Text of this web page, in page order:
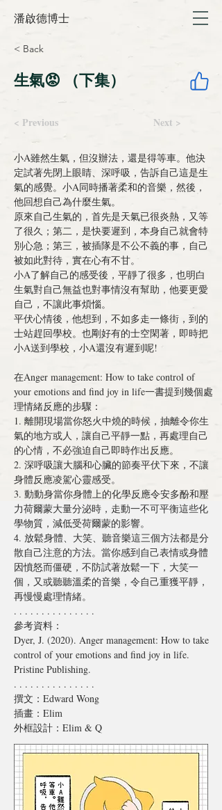
潘啟德博士
< Back
生氣😡 （下集）
< Previous Next >
小A雖然生氣，但沒辦法，還是得等車。他決
定試著先閉上眼睛、深呼吸，告訴自己這是生
氣的感覺。小A同時播著柔和的音樂，然後，
他回想自己為什麼生氣。
原來自己生氣的，首先是天氣已很炎熱，又等
了很久；第二，是快要遲到，本身自己就會特
別心急 ；第三，被插隊是不公不義的事 ，自己
被如此對待，實在心有不甘。
小A了解自己的感受後，平靜了很多，也明白
生氣對自己無益也對事情沒有幫助，他要更愛
自己 ，不讓此事煩惱。
平伏心情後，他想到，不如多走一條街，到的
士站趕回學校。也剛好有的士空閑著，即時把
小A送到學校，小A還沒有遲到呢!
在Anger management: How to take control of
your emotions and find joy in life一書提到幾個處
理情緒反應的步驟：
1. 離開現場當你怒火中燒的時候，抽離令你生
氣的地方或人，讓自己平靜一點，再處理自己
的心情，不必強迫自己即時作出反應。
2. 深呼吸讓大腦和心臟的節奏平伏下來，不讓
身體反應凌駕心靈感受。
3. 動動身當你身體上的化學反應令安多酚和壓
力荷爾蒙大量分泌時，走動一不可平衡這些化
學物質，減低受荷爾蒙的影響。
4. 放鬆身體、 大笑、 聽音樂這三個方法都是分
散自己注意的方法。當你感到自己表情或身體
因憤怒而僵硬，不防試著放鬆一下，大笑一
個，又或聽聽溫柔的音樂，令自己重獲平靜，
再慢慢處理情緒。
. . . . . . . . . . . . . . .
參考資料：
Dyer, J. (2020). Anger management: How to take
control of your emotions and find joy in life.
Pristine Publishing.
. . . . . . . . . . . . . . .
撰文：Edward Wong
插畫：Elim
外框設計：Elim & Q